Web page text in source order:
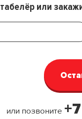
или
или позвоните